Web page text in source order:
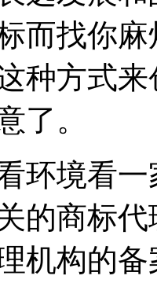
而找你
种方式
了。
环境看
的商标
机构的